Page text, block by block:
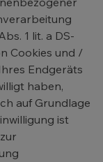
1 lit. a DS-
Cookies und /
Endgeräts
haben,
auf Grundlage
ist